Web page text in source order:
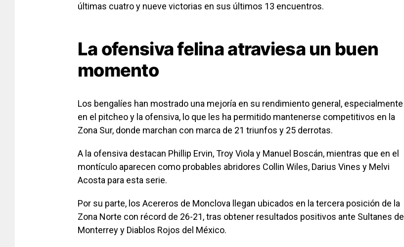
últimas cuatro y nueve victorias en sus últimos 13 encuentros.
La ofensiva felina atraviesa un buen
momento
Los bengalíes han mostrado una mejoría en su rendimiento general, especialmente
en el pitcheo y la ofensiva, lo que les ha permitido mantenerse competitivos en la
Zona Sur, donde marchan con marca de 21 triunfos y 25 derrotas.
A la ofensiva destacan Phillip Ervin, Troy Viola y Manuel Boscán, mientras que en el
montículo aparecen como probables abridores Collin Wiles, Darius Vines y Melvi
Acosta para esta serie.
Por su parte, los Acereros de Monclova llegan ubicados en la tercera posición de la
Zona Norte con récord de 26-21, tras obtener resultados positivos ante Sultanes de
Monterrey y Diablos Rojos del México.